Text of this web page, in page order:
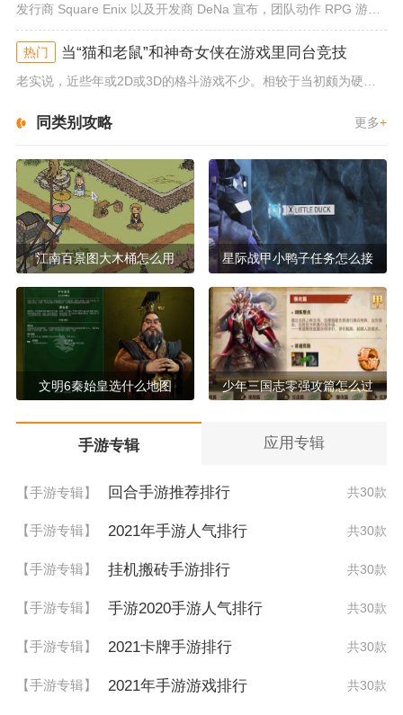
发行商 Square Enix 以及开发商 DeNa 宣布，团队动作 RPG 游戏《勇者斗恶龙：达尔的大冒险 魂之绊》将...
热门 当“猫和老鼠”和神奇女侠在游戏里同台竞技
同类别攻略 更多+
江南百景图大木桶怎么用 星际战甲小鸭子任务怎么接
文明6秦始皇选什么地图 少年三国志零强攻篇怎么过
手游专辑 应用专辑
【手游专辑】 回合手游推荐排行 共30款
【手游专辑】 2021年手游人气排行 共30款
【手游专辑】 挂机搬砖手游排行 共30款
【手游专辑】 手游2020手游人气排行 共30款
【手游专辑】 2021卡牌手游排行 共30款
【手游专辑】 2021年手游游戏排行 共30款